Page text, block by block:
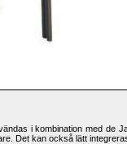
i kombination med de
Det kan också lätt